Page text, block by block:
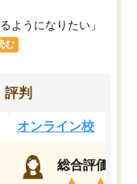
ようになりたい」
む
判
オンライン校
総合評価